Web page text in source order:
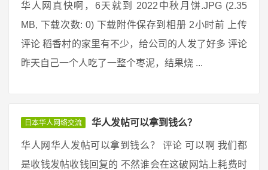
华人网真快啊，6天就到 2022中秋月饼.JPG (2.35
MB, 下载次数: 0) 下载附件保存到相册 2小时前 上传
评论 稻香村的家里有不少，给公司的人发了好多 评论
昨天自己一个人吃了一整个枣泥，结果烧 ...
日本华人网络交流 华人发帖可以拿到钱么？
华人网华人发帖可以拿到钱么？ 评论 可以啊 我们都
是收钱发帖收钱回复的 不然谁会在这破网站上耗费时